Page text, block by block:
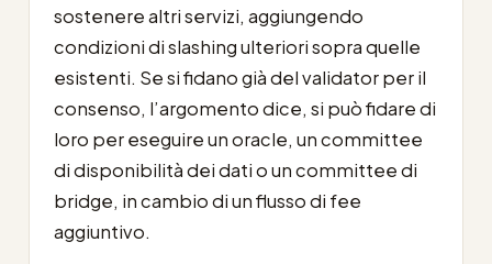
sostenere altri servizi, aggiungendo
condizioni di slashing ulteriori sopra quelle
esistenti. Se si fidano già del validator per il
consenso, l’argomento dice, si può fidare di
loro per eseguire un oracle, un committee
di disponibilità dei dati o un committee di
bridge, in cambio di un flusso di fee
aggiuntivo.